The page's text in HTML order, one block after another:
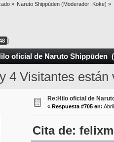
» Naruto Shippūden (Moderador: Koke) »
]
oficial de Naruto Shippūden
4 Visitantes están
Re:Hilo oficial de
« Respuesta #705 en:
Cita de: